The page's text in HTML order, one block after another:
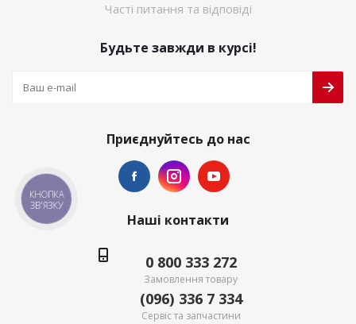
Часті питання та відповіді
Будьте завжди в курсі!
Приєднуйтесь до нас
Наші контакти
0 800 333 272
Замовлення товару
(096) 336 7 334
Сервіс та запчастини
КНОПКА
ЗВ'ЯЗКУ